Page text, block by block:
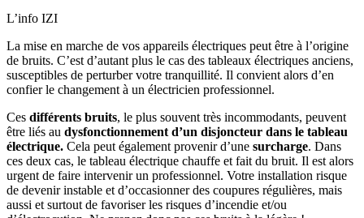
L’info IZI
La mise en marche de vos appareils électriques peut être à l’origine
de bruits. C’est d’autant plus le cas des tableaux électriques anciens,
susceptibles de perturber votre tranquillité. Il convient alors d’en
confier le changement à un électricien professionnel.
Ces différents bruits, le plus souvent très incommodants, peuvent
être liés au dysfonctionnement d’un disjoncteur dans le tableau
électrique. Cela peut également provenir d’une surcharge. Dans
ces deux cas, le tableau électrique chauffe et fait du bruit. Il est alors
urgent de faire intervenir un professionnel. Votre installation risque
de devenir instable et d’occasionner des coupures régulières, mais
aussi et surtout de favoriser les risques d’incendie et/ou